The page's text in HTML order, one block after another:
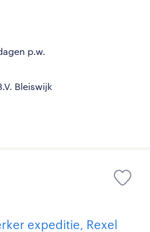
p.w.
Bleiswijk
expeditie, Rexel